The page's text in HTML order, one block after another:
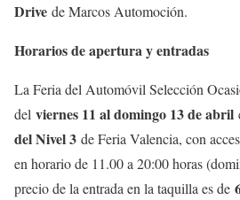
Drive de Marcos Automoción.
Horarios de apertura y entradas
La Feria del Automóvil Selección
del viernes 11 al domingo 13 de abril
del Nivel 3 de Feria Valencia, con
en horario de 11.00 a 20:00 horas
precio de la entrada en la taquilla es de